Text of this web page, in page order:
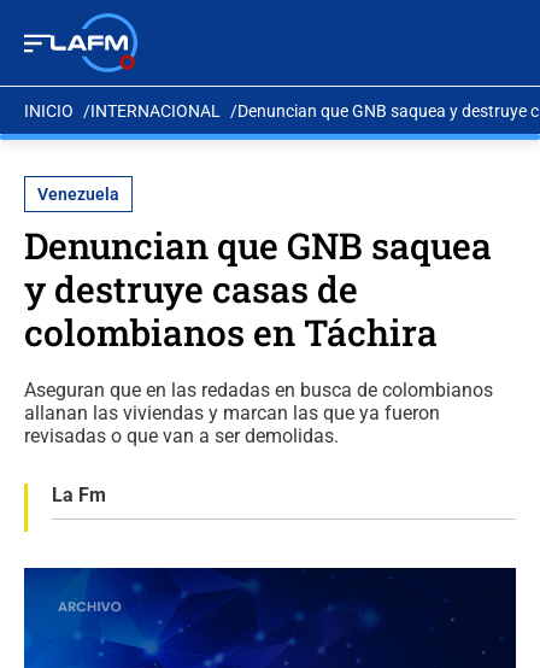
INICIO INTERNACIONAL Denuncian que GNB saquea y destruye
Venezuela
Denuncian que GNB saquea
y destruye casas de
colombianos en Táchira
Aseguran que en las redadas en busca de colombianos
allanan las viviendas y marcan las que ya fueron
revisadas o que van a ser demolidas.
La Fm